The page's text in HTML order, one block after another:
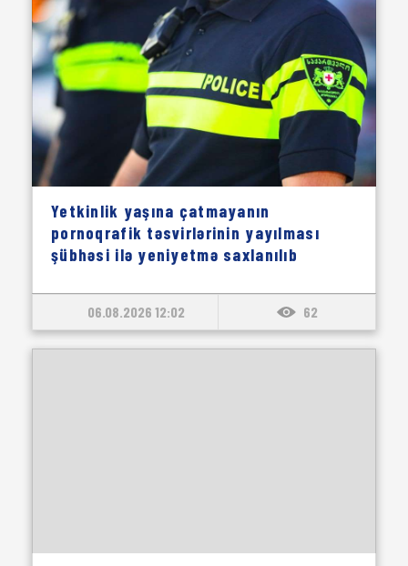
Yetkinlik yaşına çatmayanın
pornoqrafik təsvirlərinin yayılması
şübhəsi ilə yeniyetmə saxlanılıb
06.08.2026 12:02 62